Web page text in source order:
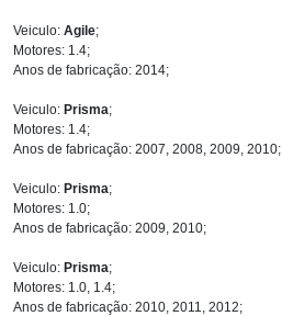
Veiculo: Agile;
Motores: 1.4;
Anos de fabricação: 2014;
Veiculo: Prisma;
Motores: 1.4;
Anos de fabricação: 2007, 2008, 2009, 2010;
Veiculo: Prisma;
Motores: 1.0;
Anos de fabricação: 2009, 2010;
Veiculo: Prisma;
Motores: 1.0, 1.4;
Anos de fabricação: 2010, 2011, 2012;